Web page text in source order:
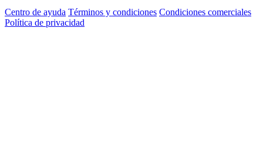
Centro de ayuda Términos y condiciones Condiciones comerciales
Política de privacidad